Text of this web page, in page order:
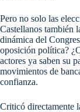
Pero no solo las
Castellanos también
dinámica del
oposición política?
actores ya saben su
movimientos de
confianza.
Criticó directamente